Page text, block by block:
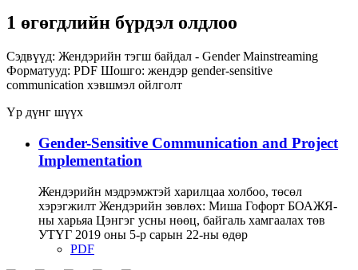
1 өгөгдлийн бүрдэл олдлоо
Сэдвүүд: Жендэрийн тэгш байдал - Gender Mainstreaming
Форматууд: PDF Шошго: жендэр gender-sensitive
communication хэвшмэл ойлголт
Үр дүнг шүүх
Gender-Sensitive Communication and Project
Implementation
Жендэрийн мэдрэмжтэй харилцаа холбоо, төсөл
хэрэгжилт Жендэрийн зөвлөх: Миша Гофорт БОАЖЯ-
ны харьяа Цэнгэг усны нөөц, байгаль хамгаалах төв
УТҮГ 2019 оны 5-р сарын 22-ны өдөр
PDF